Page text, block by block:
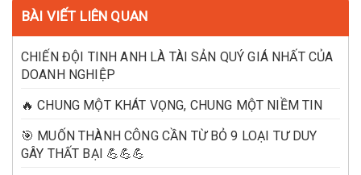
BÀI VIẾT LIÊN QUAN
CHIẾN ĐỘI TINH ANH LÀ TÀI SẢN QUÝ GIÁ NHẤT CỦA
DOANH NGHIỆP
🔥 CHUNG MỘT KHÁT VỌNG, CHUNG MỘT NIỀM TIN
🎯 MUỐN THÀNH CÔNG CẦN TỪ BỎ 9 LOẠI TƯ DUY
GÂY THẤT BẠI 💪💪💪